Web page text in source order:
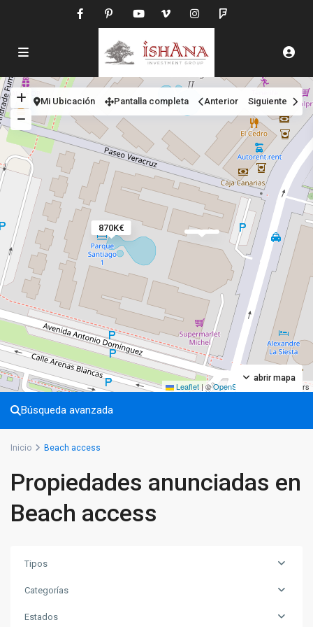
870K€
Leaflet |©OpenStreetMap contributors
abrir mapa
Mi Ubicación Pantalla completa Anterior Siguiente
Búsqueda avanzada
Inicio Beach access
Propiedades anunciadas en
Beach access
Tipos
Categorías
Estados